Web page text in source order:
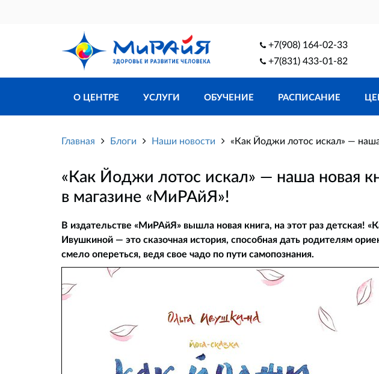
+7(908) 164-02-33
+7(831) 433-01-82
О ЦЕНТРЕ УСЛУГИ ОБУЧЕНИЕ РАСПИСАНИЕ
Главная Блоги Наши новости «Как Йоджи лотос искал» —
«Как Йоджи лотос искал» — наша новая
в магазине «МиРАйЯ»!
В издательстве «МиРАйЯ» вышла новая книга, на этот раз детская!
Ивушкиной — это сказочная история, способная дать родителям
смело опереться, ведя свое чадо по пути самопознания.